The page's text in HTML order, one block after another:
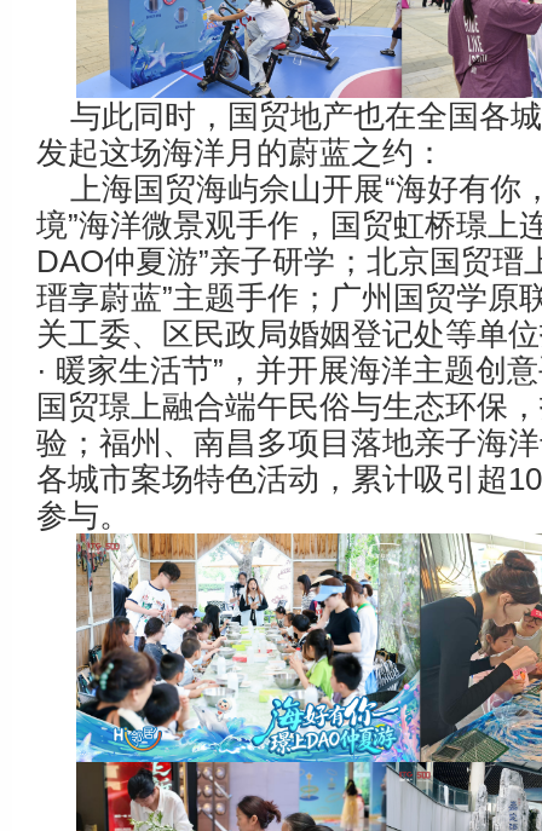
与此同时，国贸地产也在全国各
发起这场海洋月的蔚蓝之约：
上海国贸海屿佘山开展“海好有你
境”海洋微景观手作，国贸虹桥璟上
DAO仲夏游”亲子研学；北京国贸瑨
瑨享蔚蓝”主题手作；广州国贸学原
关工委、区民政局婚姻登记处等单
· 暖家生活节”，并开展海洋主题创
国贸璟上融合端午民俗与生态环保
验；福州、南昌多项目落地亲子海
各城市案场特色活动，累计吸引超
参与。